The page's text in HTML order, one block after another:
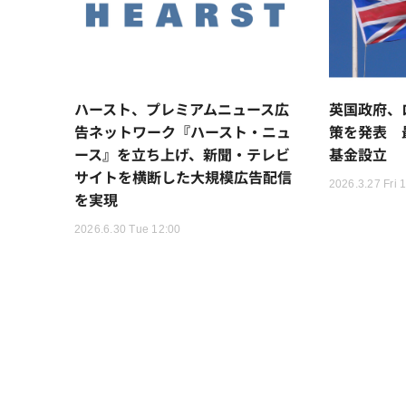
ハースト、プレミアムニュース広
告ネットワーク『ハースト・ニュ
ース』を立ち上げ、新聞・テレビ
サイトを横断した大規模広告配信
を実現
2026.6.30 Tue 12:00
英国政府
策を発表
基金設立
2026.3.27 Fri